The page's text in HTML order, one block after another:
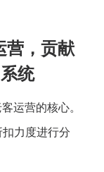
营，贡献
统
运营的核心。
力度进行分